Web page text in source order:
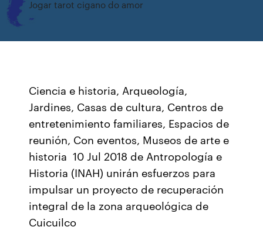
Jogar tarot cigano do amor
Ciencia e historia, Arqueología,
Jardines, Casas de cultura, Centros de
entretenimiento familiares, Espacios de
reunión, Con eventos, Museos de arte e
historia 10 Jul 2018 de Antropología e
Historia (INAH) unirán esfuerzos para
impulsar un proyecto de recuperación
integral de la zona arqueológica de
Cuicuilco